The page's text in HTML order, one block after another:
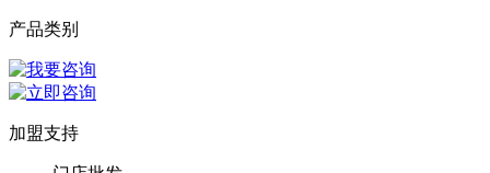
产品类别
加盟支持